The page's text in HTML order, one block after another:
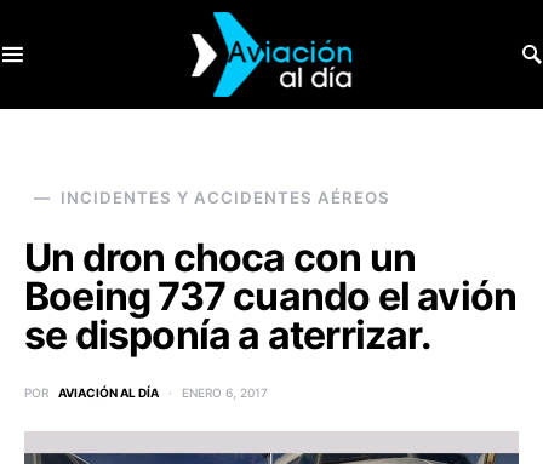
INCIDENTES Y ACCIDENTES AÉREOS
Un dron choca con un
Boeing 737 cuando el avión
se disponía a aterrizar.
POR AVIACIÓN AL DÍA ENERO 6, 2017